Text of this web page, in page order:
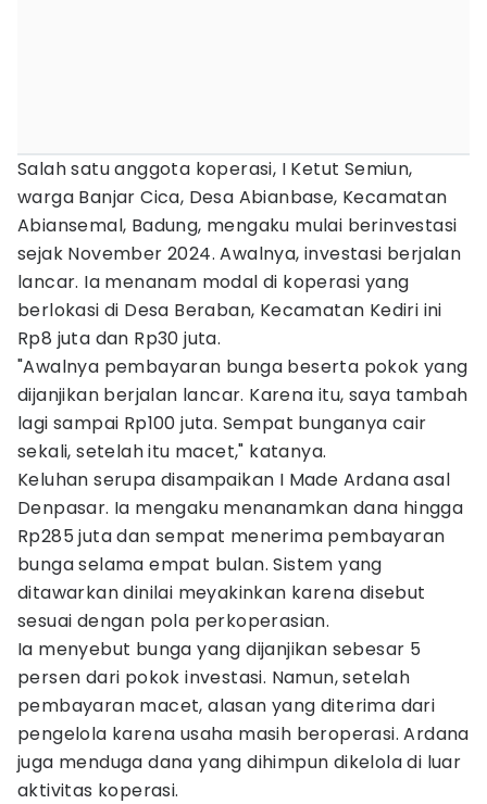
Salah satu anggota koperasi, I Ketut Semiun,
warga Banjar Cica, Desa Abianbase, Kecamatan
Abiansemal, Badung, mengaku mulai berinvestasi
sejak November 2024. Awalnya, investasi berjalan
lancar. Ia menanam modal di koperasi yang
berlokasi di Desa Beraban, Kecamatan Kediri ini
Rp8 juta dan Rp30 juta.
"Awalnya pembayaran bunga beserta pokok yang
dijanjikan berjalan lancar. Karena itu, saya tambah
lagi sampai Rp100 juta. Sempat bunganya cair
sekali, setelah itu macet," katanya.
Keluhan serupa disampaikan I Made Ardana asal
Denpasar. Ia mengaku menanamkan dana hingga
Rp285 juta dan sempat menerima pembayaran
bunga selama empat bulan. Sistem yang
ditawarkan dinilai meyakinkan karena disebut
sesuai dengan pola perkoperasian.
Ia menyebut bunga yang dijanjikan sebesar 5
persen dari pokok investasi. Namun, setelah
pembayaran macet, alasan yang diterima dari
pengelola karena usaha masih beroperasi. Ardana
juga menduga dana yang dihimpun dikelola di luar
aktivitas koperasi.